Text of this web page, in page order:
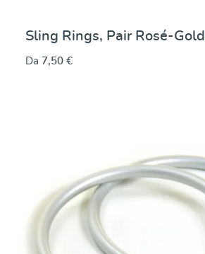
Sling Rings, Pair Rosé-Gold
Da 7,50 €